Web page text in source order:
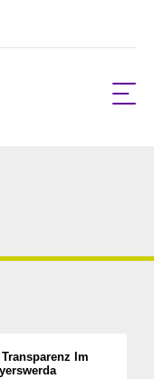
Transparenz Im